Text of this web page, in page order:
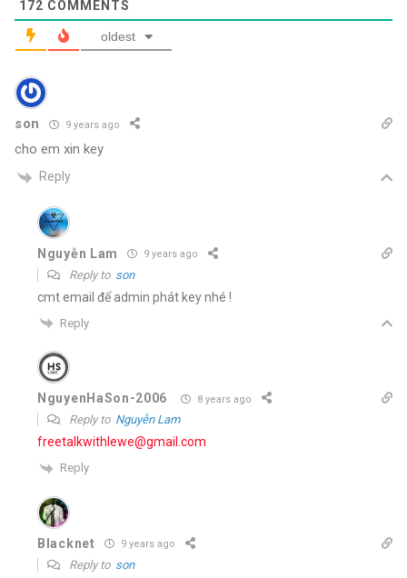
172 COMMENTS
oldest
son 9 years ago
cho em xin key
Reply
Nguyễn Lam 9 years ago
Reply to son
cmt email để admin phát key nhé !
Reply
NguyenHaSon-2006 8 years ago
Reply to Nguyễn Lam
freetalkwithlewe@gmail.com
Reply
Blacknet 9 years ago
Reply to son